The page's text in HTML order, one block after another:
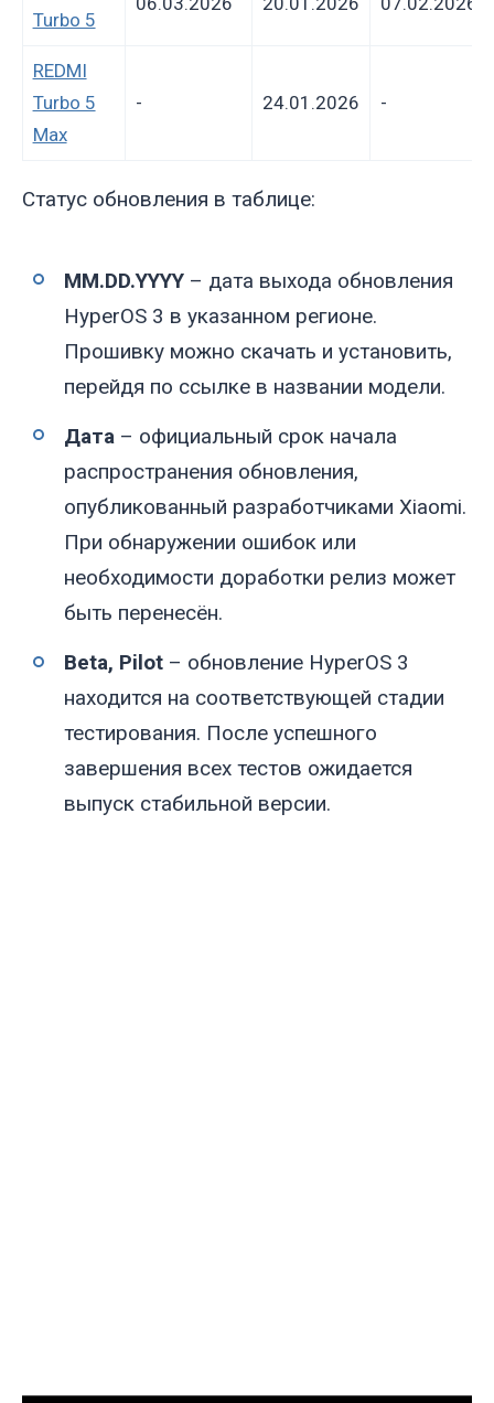
Turbo 5
REDMI
Turbo 5
Max
- 24.01.2026 -
Статус обновления в таблице:
MM.DD.YYYY – дата выхода обновления
HyperOS 3 в указанном регионе.
Прошивку можно скачать и установить,
перейдя по ссылке в названии модели.
Дата – официальный срок начала
распространения обновления,
опубликованный разработчиками Xiaomi.
При обнаружении ошибок или
необходимости доработки релиз может
быть перенесён.
Beta, Pilot – обновление HyperOS 3
находится на соответствующей стадии
тестирования. После успешного
завершения всех тестов ожидается
выпуск стабильной версии.